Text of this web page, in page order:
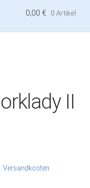
0,00 € 0 Artikel
II
Versandkosten